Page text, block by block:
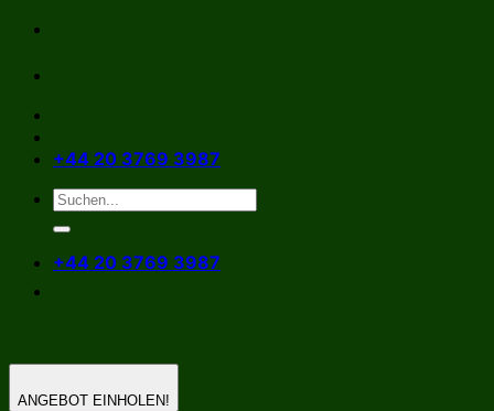
Zum
springen
+44 20 3769 3987
+44 20 3769 3987
ANGEBOT EINHOLEN!